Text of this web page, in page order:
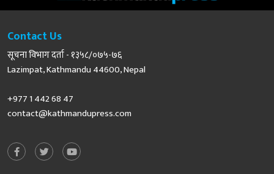
Contact Us
सूचना विभाग दर्ता - १३५८/०७५-७६
Lazimpat, Kathmandu 44600, Nepal
+977 1 442 68 47
contact@kathmandupress.com